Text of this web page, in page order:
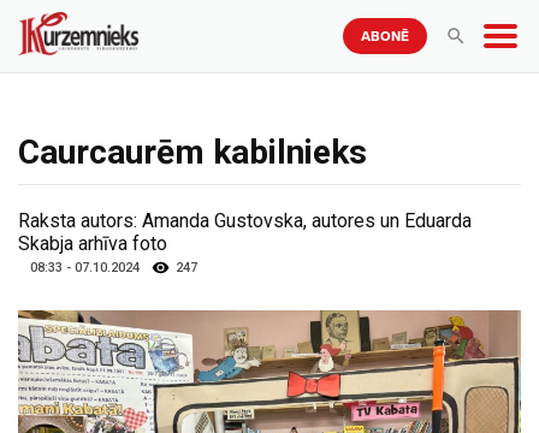
ABONĒ
Caurcaurēm kabilnieks
Raksta autors: Amanda Gustovska, autores un Eduarda
Skabja arhīva foto
08:33 - 07.10.2024 247